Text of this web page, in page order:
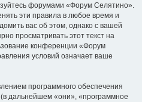
форумами «Форум Селятино».
эти правила в любое время и
вас об этом, однако с вашей
просматривать этот текст на
конференции «Форум
условий означает ваше
программного обеспечения
дальнейшем «они», «программное